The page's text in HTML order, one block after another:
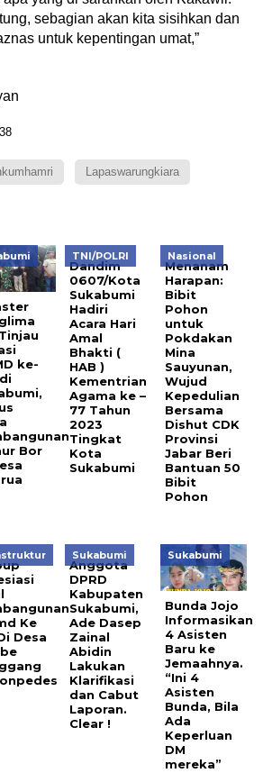
sebagian akan kita sisihkan dan
untuk kepentingan umat,”
Lapaswarungkiara
ke-
Bor
TNI/POLRI
Dandim
0607/Kota
Sukabumi
Hadiri
Acara Hari
Amal
Bhakti (
HAB )
Kementrian
Agama ke –
77 Tahun
2023
Tingkat
Kota
Sukabumi
Nasional
Menanam
Harapan:
Bibit
Pohon
untuk
Pokdakan
Mina
Sauyunan,
Wujud
Kepedulian
Bersama
Dishut CDK
Provinsi
Jabar Beri
Bantuan 50
Bibit
Pohon
Ke
Desa
Sukabumi
Anggota
DPRD
Kabupaten
Sukabumi,
Ade Dasep
Zainal
Abidin
Lakukan
Klarifikasi
dan Cabut
Laporan.
Clear !
Sukabumi
Bunda Jojo
Informasikan
4 Asisten
Baru ke
Jemaahnya.
“Ini 4
Asisten
Bunda, Bila
Ada
Keperluan
DM
mereka”